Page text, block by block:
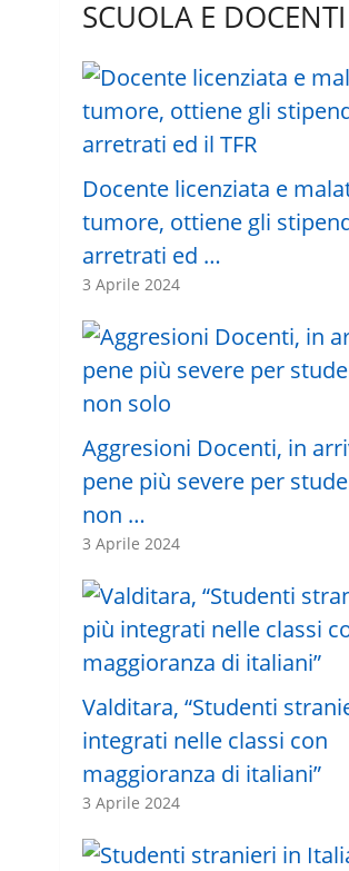
SCUOLA E DOCENTI
Docente licenziata e
tumore, ottiene gli
arretrati ed …
3 Aprile 2024
Aggresioni Docenti, in
pene più severe per
non …
3 Aprile 2024
Valditara, “Studenti
integrati nelle classi con
maggioranza di italiani”
3 Aprile 2024